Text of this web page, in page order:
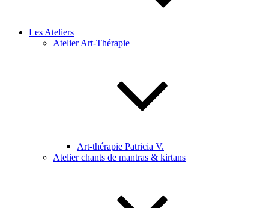
Les Ateliers
Atelier Art-Thérapie
Art-thérapie Patricia V.
Atelier chants de mantras & kirtans